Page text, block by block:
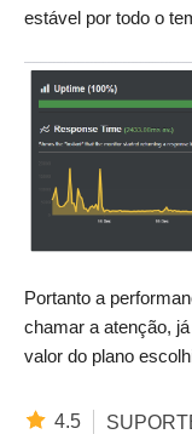
estável por todo o
Portanto a
chamar a atenção,
valor do plano
4.5